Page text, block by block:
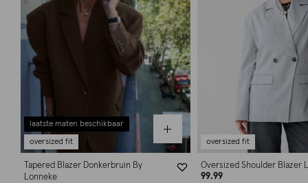
laatste maten beschikbaar
oversized fit
Tapered Blazer Donkerbruin By
Lonneke
oversized fit
Oversized Shoulder Blazer
99.99